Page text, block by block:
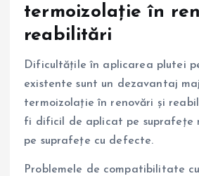
termoizolație în
reabilitări
Dificultățile în aplicarea plutei
existente sunt un dezavantaj
termoizolație în renovări și
fi dificil de aplicat pe suprafețe
pe suprafețe cu defecte.
Problemele de compatibilitate